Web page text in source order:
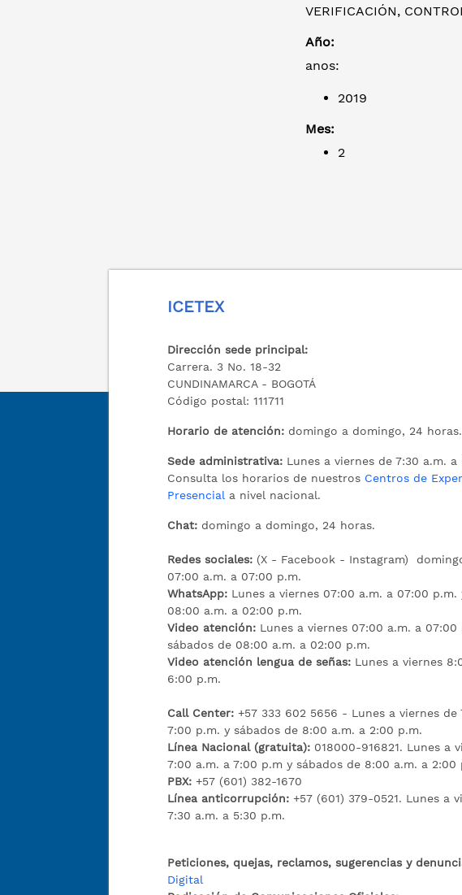
VERIFICACIÓN,
Año:
anos:
2019
Mes:
2
ICETEX
Dirección sede principal:
Carrera. 3 No. 18-32
CUNDINAMARCA - BOGOTÁ
Código postal: 111711
Horario de atención: domingo a domingo, 24 horas.
Sede administrativa: Lunes a viernes de 7:30 a.m. a
Consulta los horarios de nuestros Centros de
Presencial a nivel nacional.
Chat: domingo a domingo, 24 horas.
Redes sociales: (X - Facebook - Instagram)
07:00 a.m. a 07:00 p.m.
WhatsApp: Lunes a viernes 07:00 a.m. a 07:00 p.m.
08:00 a.m. a 02:00 p.m.
Video atención: Lunes a viernes 07:00 a.m. a 07:00
sábados de 08:00 a.m. a 02:00 p.m.
Video atención lengua de señas: Lunes a viernes
6:00 p.m.
Call Center:+57 333 602 5656 - Lunes a viernes de
7:00 p.m. y sábados de 8:00 a.m. a 2:00 p.m.
Línea Nacional (gratuita): 018000-916821. Lunes a
7:00 a.m. a 7:00 p.m y sábados de 8:00 a.m. a 2:00
PBX:+57 (601) 382-1670
Línea anticorrupción:+57 (601) 379-0521. Lunes a
7:30 a.m. a 5:30 p.m.
Peticiones, quejas, reclamos, sugerencias y
Digital